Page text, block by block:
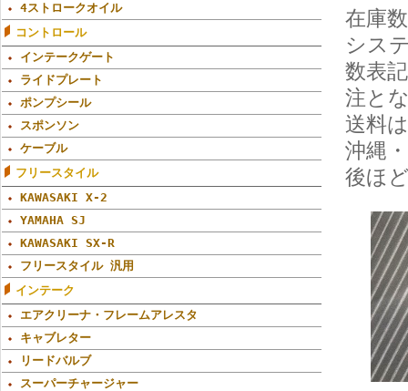
4ストロークオイル
コントロール
インテークゲート
ライドプレート
ポンプシール
スポンソン
ケーブル
フリースタイル
KAWASAKI X-2
YAMAHA SJ
KAWASAKI SX-R
フリースタイル 汎用
インテーク
エアクリーナ・フレームアレスタ
キャブレター
リードバルブ
スーパーチャージャー
在庫
シス
数表
注と
送料
沖縄
後ほ